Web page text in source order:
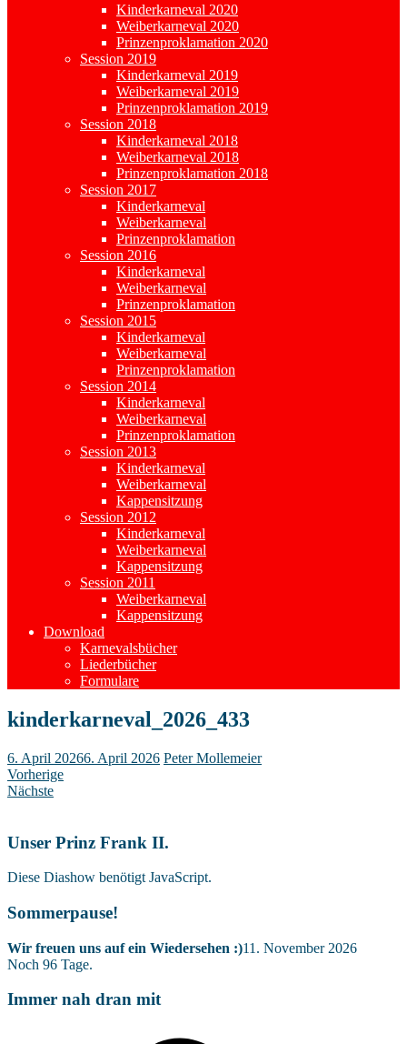
Kinderkarneval 2020
Weiberkarneval 2020
Prinzenproklamation 2020
Session 2019
Kinderkarneval 2019
Weiberkarneval 2019
Prinzenproklamation 2019
Session 2018
Kinderkarneval 2018
Weiberkarneval 2018
Prinzenproklamation 2018
Session 2017
Kinderkarneval
Weiberkarneval
Prinzenproklamation
Session 2016
Kinderkarneval
Weiberkarneval
Prinzenproklamation
Session 2015
Kinderkarneval
Weiberkarneval
Prinzenproklamation
Session 2014
Kinderkarneval
Weiberkarneval
Prinzenproklamation
Session 2013
Kinderkarneval
Weiberkarneval
Kappensitzung
Session 2012
Kinderkarneval
Weiberkarneval
Kappensitzung
Session 2011
Weiberkarneval
Kappensitzung
Download
Karnevalsbücher
Liederbücher
Formulare
kinderkarneval_2026_433
6. April 20266. April 2026 Peter Mollemeier
Vorherige
Nächste
Unser Prinz Frank II.
Diese Diashow benötigt JavaScript.
Sommerpause!
Wir freuen uns auf ein Wiedersehen :)11. November 2026
Noch 96 Tage.
Immer nah dran mit